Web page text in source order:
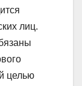
лиц.
целью